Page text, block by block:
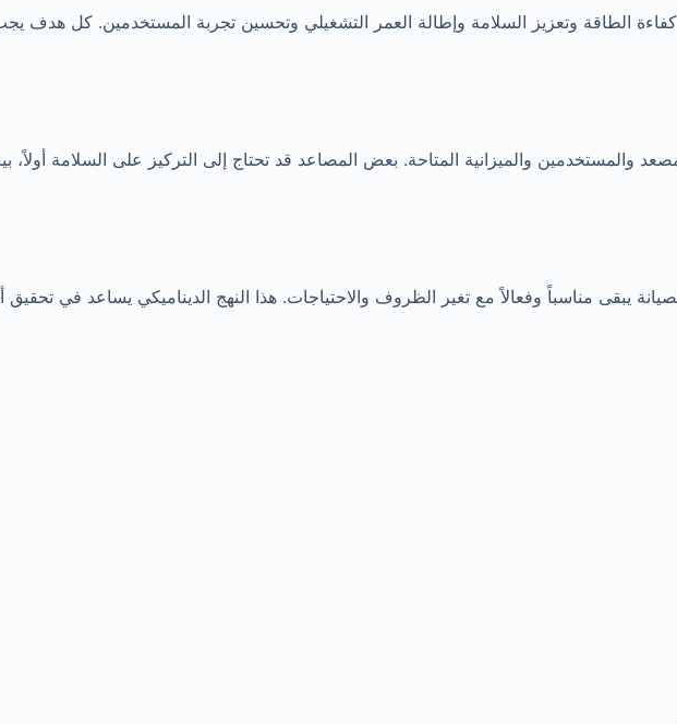
الطاقة وتعزيز السلامة وإطالة العمر التشغيلي وتحسين تجربة المستخدمين. كل هدف
والمستخدمين والميزانية المتاحة. بعض المصاعد قد تحتاج إلى التركيز على السلامة أولاً،
يبقى مناسباً وفعالاً مع تغير الظروف والاحتياجات. هذا النهج الديناميكي يساعد في